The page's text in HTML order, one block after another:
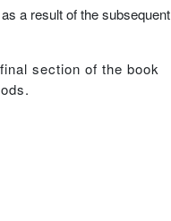
a result of the subsequent
section of the book